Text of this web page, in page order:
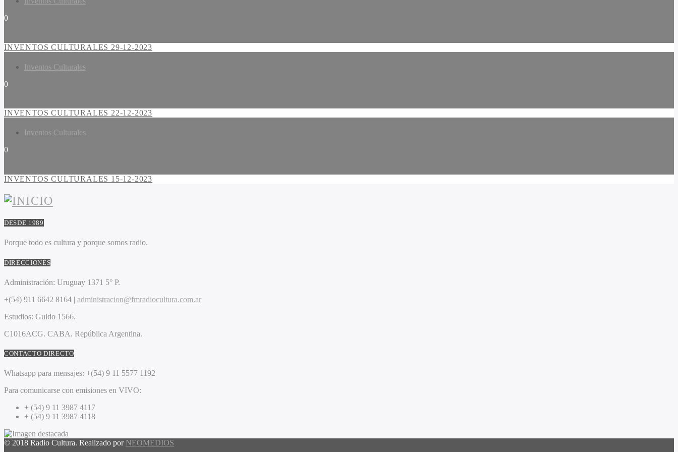
0
INVENTOS CULTURALES 29-12-2023
Inventos Culturales
0
INVENTOS CULTURALES 22-12-2023
Inventos Culturales
0
INVENTOS CULTURALES 15-12-2023
DESDE 1989
Porque todo es cultura y porque somos radio.
DIRECCIONES
Administración: Uruguay 1371 5° P.
+(54) 911 6642 8164 | administracion@fmradiocultura.com.ar
Estudios: Guido 1566.
C1016ACG. CABA. República Argentina.
CONTACTO DIRECTO
Whatsapp para mensajes: +(54) 9 11 5577 1192
Para comunicarse con emisiones en VIVO:
+ (54) 9 11 3987 4117
+ (54) 9 11 3987 4118
© 2018 Radio Cultura. Realizado por NEOMEDIOS